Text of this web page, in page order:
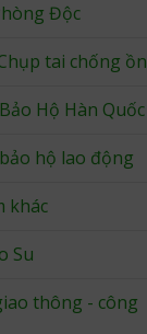
Độc
tai chống ồn
Hộ Hàn Quốc
hộ lao động
khác
Su
thông - công